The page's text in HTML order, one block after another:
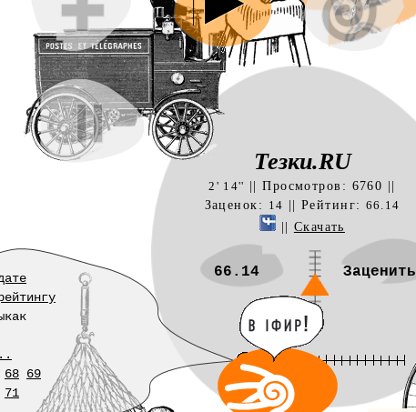
Тезки.RU
2' 14'' || Просмотров: 6760 ||
Заценок: 14 || Рейтинг: 66.14
|| Скачать
66.14 Заценить
68 69
71
ля ля